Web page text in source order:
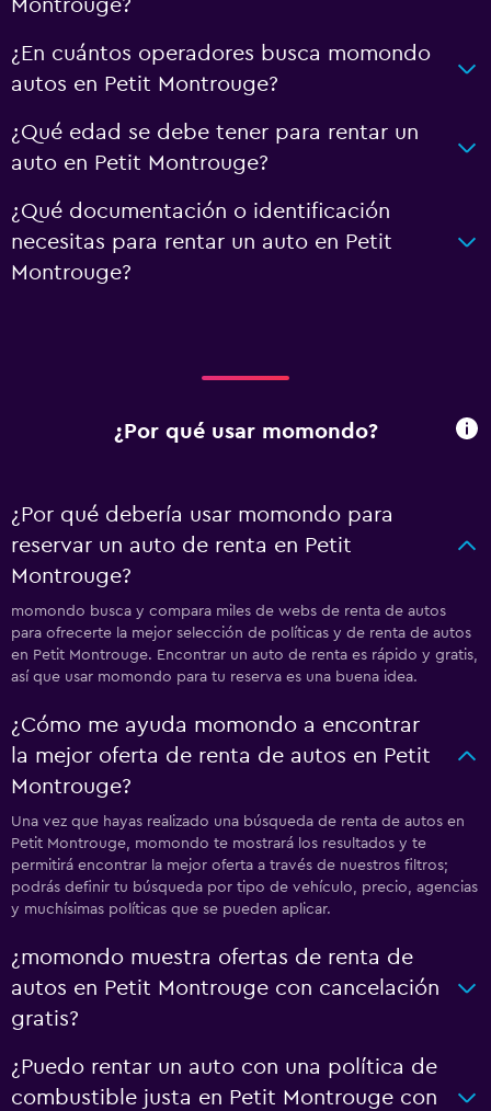
Montrouge?
¿En cuántos operadores busca momondo
autos en Petit Montrouge?
¿Qué edad se debe tener para rentar un
auto en Petit Montrouge?
¿Qué documentación o identificación
necesitas para rentar un auto en Petit
Montrouge?
¿Por qué usar momondo?
¿Por qué debería usar momondo para
reservar un auto de renta en Petit
Montrouge?
momondo busca y compara miles de webs de renta de autos
para ofrecerte la mejor selección de políticas y de renta de autos
en Petit Montrouge. Encontrar un auto de renta es rápido y gratis,
así que usar momondo para tu reserva es una buena idea.
¿Cómo me ayuda momondo a encontrar
la mejor oferta de renta de autos en Petit
Montrouge?
Una vez que hayas realizado una búsqueda de renta de autos en
Petit Montrouge, momondo te mostrará los resultados y te
permitirá encontrar la mejor oferta a través de nuestros filtros;
podrás definir tu búsqueda por tipo de vehículo, precio, agencias
y muchísimas políticas que se pueden aplicar.
¿momondo muestra ofertas de renta de
autos en Petit Montrouge con cancelación
gratis?
¿Puedo rentar un auto con una política de
combustible justa en Petit Montrouge con